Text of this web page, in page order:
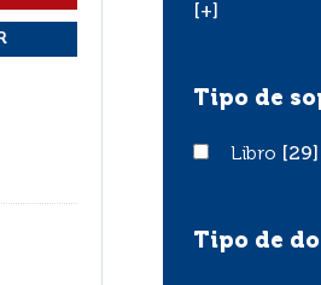
[+]
Tipo de
LibroLibro [29]
Tipo de